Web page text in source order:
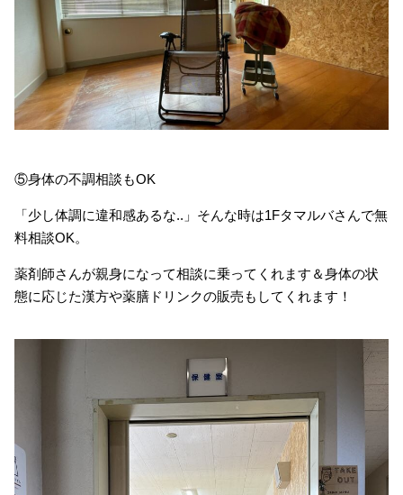
⑤身体の不調相談もOK
「少し体調に違和感あるな..」そんな時は1Fタマルバさんで無
料相談OK。
薬剤師さんが親身になって相談に乗ってくれます＆身体の状
態に応じた漢方や薬膳ドリンクの販売もしてくれます！